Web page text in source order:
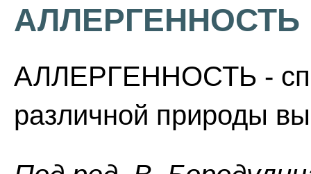
АЛЛЕРГЕННОСТЬ
АЛЛЕРГЕННОСТЬ -
различной природы